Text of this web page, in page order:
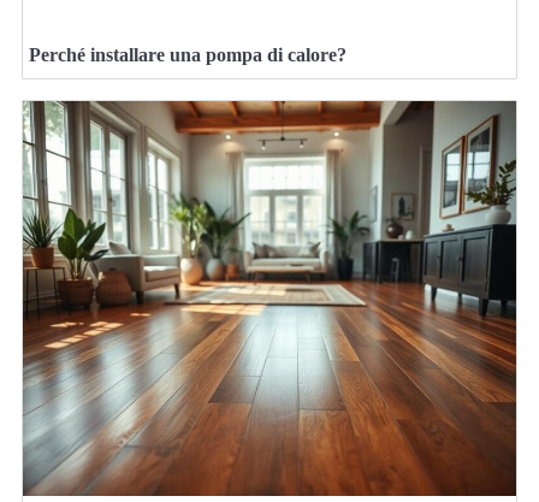
Perché installare una pompa di calore?